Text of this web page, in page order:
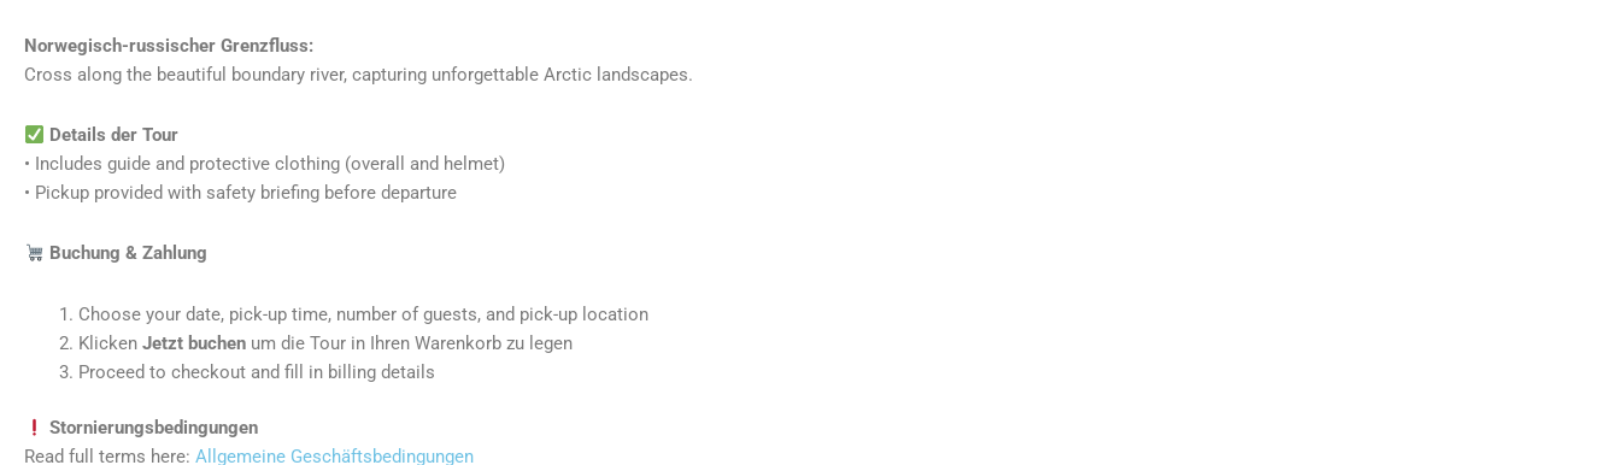
Norwegisch-russischer Grenzfluss:
Cross along the beautiful boundary river, capturing unforgettable Arctic landscapes.
Details der Tour
• Includes guide and protective clothing (overall and helmet)
• Pickup provided with safety briefing before departure
Buchung & Zahlung
Choose your date, pick-up time, number of guests, and pick-up location
Klicken Jetzt buchen um die Tour in Ihren Warenkorb zu legen
Proceed to checkout and fill in billing details
Stornierungsbedingungen
Read full terms here: Allgemeine Geschäftsbedingungen